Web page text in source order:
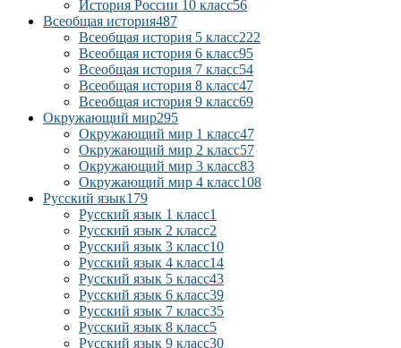
История России 10 класс56
Всеобщая история487
Всеобщая история 5 класс222
Всеобщая история 6 класс95
Всеобщая история 7 класс54
Всеобщая история 8 класс47
Всеобщая история 9 класс69
Окружающий мир295
Окружающий мир 1 класс47
Окружающий мир 2 класс57
Окружающий мир 3 класс83
Окружающий мир 4 класс108
Русский язык179
Русский язык 1 класс1
Русский язык 2 класс2
Русский язык 3 класс10
Русский язык 4 класс14
Русский язык 5 класс43
Русский язык 6 класс39
Русский язык 7 класс35
Русский язык 8 класс5
Русский язык 9 класс30